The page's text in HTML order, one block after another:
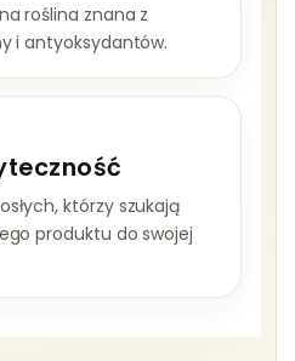
roślina znana z
i antyoksydantów.
którzy szukają
produktu do swojej